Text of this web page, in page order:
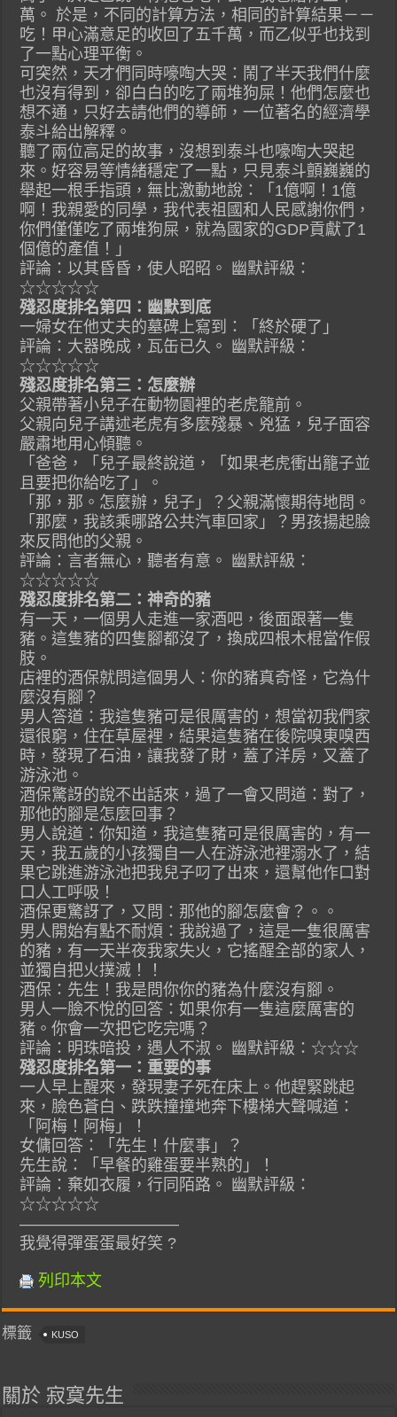
萬。 於是，不同的計算方法，相同的計算結果－－
吃！甲心滿意足的收回了五千萬，而乙似乎也找到
了一點心理平衡。
可突然，天才們同時嚎啕大哭：鬧了半天我們什麼
也沒有得到，卻白白的吃了兩堆狗屎！他們怎麼也
想不通，只好去請他們的導師，一位著名的經濟學
泰斗給出解釋。
聽了兩位高足的故事，沒想到泰斗也嚎啕大哭起
來。好容易等情緒穩定了一點，只見泰斗顫巍巍的
舉起一根手指頭，無比激動地說：「1億啊！1億
啊！我親愛的同學，我代表祖國和人民感謝你們，
你們僅僅吃了兩堆狗屎，就為國家的GDP貢獻了1
個億的產值！」
評論：以其昏昏，使人昭昭。 幽默評級：
☆☆☆☆☆
殘忍度排名第四：幽默到底
一婦女在他丈夫的墓碑上寫到：「終於硬了」
評論：大器晚成，瓦缶已久。 幽默評級：
☆☆☆☆☆
殘忍度排名第三：怎麼辦
父親帶著小兒子在動物園裡的老虎籠前。
父親向兒子講述老虎有多麼殘暴、兇猛，兒子面容
嚴肅地用心傾聽。
「爸爸，「兒子最終說道，「如果老虎衝出籠子並
且要把你給吃了」。
「那，那。怎麼辦，兒子」？父親滿懷期待地問。
「那麼，我該乘哪路公共汽車回家」？男孩揚起臉
來反問他的父親。
評論：言者無心，聽者有意。 幽默評級：
☆☆☆☆☆
殘忍度排名第二：神奇的豬
有一天，一個男人走進一家酒吧，後面跟著一隻
豬。這隻豬的四隻腳都沒了，換成四根木棍當作假
肢。
店裡的酒保就問這個男人：你的豬真奇怪，它為什
麼沒有腳？
男人答道：我這隻豬可是很厲害的，想當初我們家
還很窮，住在草屋裡，結果這隻豬在後院嗅東嗅西
時，發現了石油，讓我發了財，蓋了洋房，又蓋了
游泳池。
酒保驚訝的說不出話來，過了一會又問道：對了，
那他的腳是怎麼回事？
男人說道：你知道，我這隻豬可是很厲害的，有一
天，我五歲的小孩獨自一人在游泳池裡溺水了，結
果它跳進游泳池把我兒子叼了出來，還幫他作口對
口人工呼吸！
酒保更驚訝了，又問：那他的腳怎麼會？。。
男人開始有點不耐煩：我說過了，這是一隻很厲害
的豬，有一天半夜我家失火，它搖醒全部的家人，
並獨自把火撲滅！！
酒保：先生！我是問你你的豬為什麼沒有腳。
男人一臉不悅的回答：如果你有一隻這麼厲害的
豬。你會一次把它吃完嗎？
評論：明珠暗投，遇人不淑。 幽默評級：☆☆☆
殘忍度排名第一：重要的事
一人早上醒來，發現妻子死在床上。他趕緊跳起
來，臉色蒼白、跌跌撞撞地奔下樓梯大聲喊道：
「阿梅！阿梅」！
女傭回答：「先生！什麼事」？
先生說：「早餐的雞蛋要半熟的」！
評論：棄如衣履，行同陌路。 幽默評級：
☆☆☆☆☆
——————————
我覺得彈蛋蛋最好笑 ?
列印本文
標籤 KUSO
關於 寂寞先生